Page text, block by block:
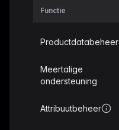
Functie
Productdatabeheer
Meertalige
ondersteuning
Attribuutbeheer